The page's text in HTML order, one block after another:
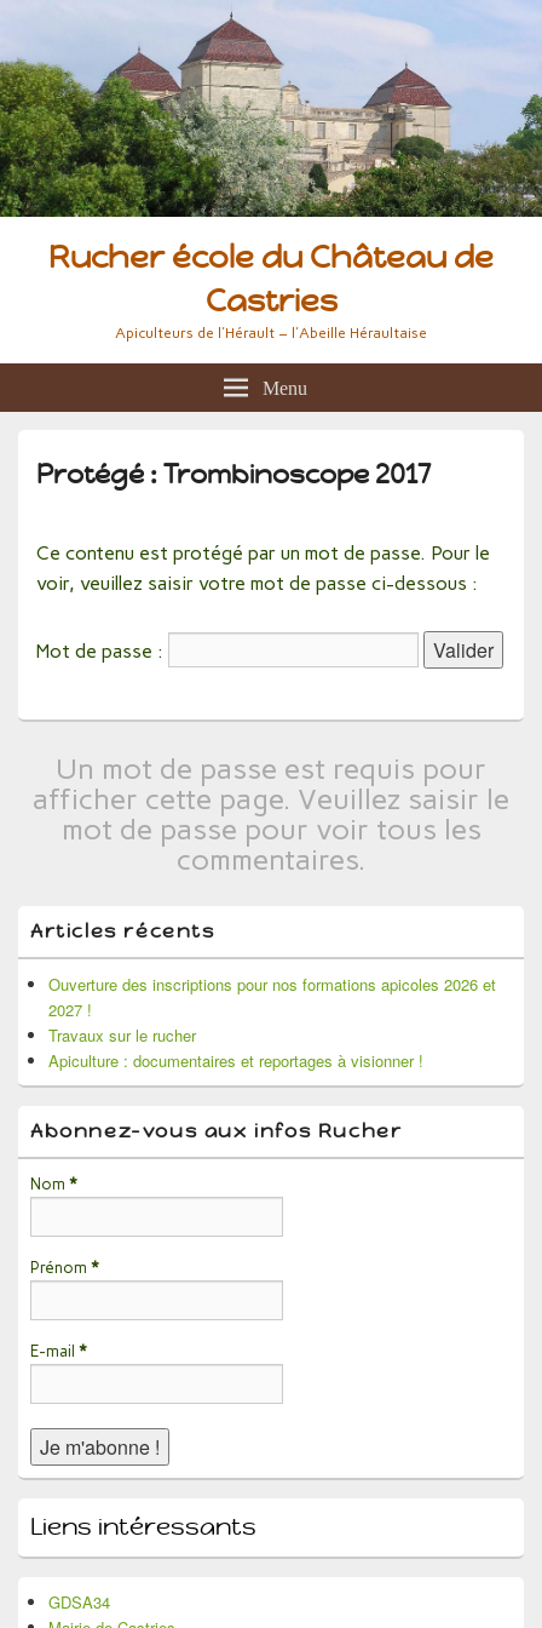
Rucher école du Château de
Castries
Apiculteurs de l'Hérault – l'Abeille Héraultaise
Menu
Protégé : Trombinoscope 2017
Ce contenu est protégé par un mot de passe. Pour le
voir, veuillez saisir votre mot de passe ci-dessous :
Mot de passe :
Un mot de passe est requis pour
afficher cette page. Veuillez saisir le
mot de passe pour voir tous les
commentaires.
Zone
principale
de
widget
pour
la
barre
latérale
Articles récents
Ouverture des inscriptions pour nos formations apicoles 2026 et
2027 !
Travaux sur le rucher
Apiculture : documentaires et reportages à visionner !
Abonnez-vous aux infos Rucher
Nom *
Prénom *
E-mail *
Liens intéressants
GDSA34